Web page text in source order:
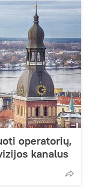
operatorių,
kanalus